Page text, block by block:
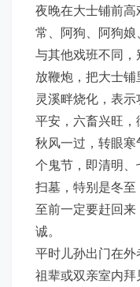
夜晚在大士铺前
常、阿狗、阿狗
与其他戏班不同
放鞭炮，把大士
灵溪畔烧化，表
平安，六畜兴旺，
秋风一过，转眼
个鬼节，即清明
扫墓，特别是冬
至前一定要赶回
诚。
平时儿孙出门在
祖辈或双亲室内